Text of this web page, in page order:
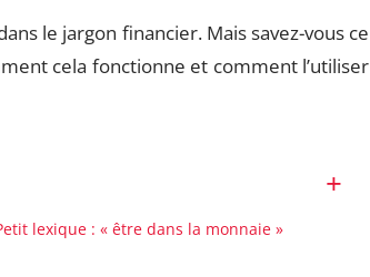
le jargon financier. Mais savez-vous ce
cela fonctionne et comment l’utiliser
lexique : « être dans la monnaie »